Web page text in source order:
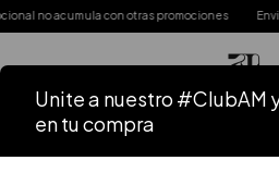
no acumula con otras promociones Envios
Unite a nuestro #ClubAM
en tu compra